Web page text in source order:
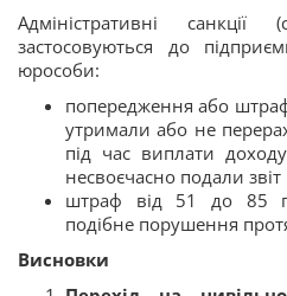
Адміністративні
застосовуються до
юрособи:
попередження або
утримали або не
під час виплати
несвоєчасно подали
штраф від 51 до 85
подібне порушення
Висновки